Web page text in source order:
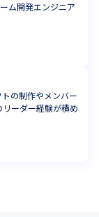
ム開発エンジニア
の制作やメンバー
ーダー経験が積め